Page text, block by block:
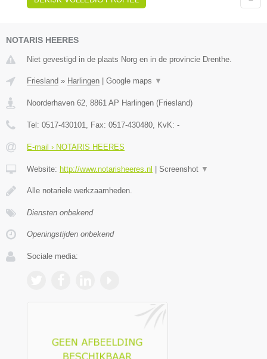
NOTARIS HEERES
Niet gevestigd in de plaats Norg en in de provincie Drenthe.
Friesland » Harlingen Google maps ▼
Noorderhaven 62, 8861 AP Harlingen (Friesland)
Tel: 0517-430101, Fax: 0517-430480, KvK: -
E-mail › NOTARIS HEERES
Website: http://www.notarisheeres.nl Screenshot ▼
Alle notariele werkzaamheden.
Diensten onbekend
Openingstijden onbekend
Sociale media: